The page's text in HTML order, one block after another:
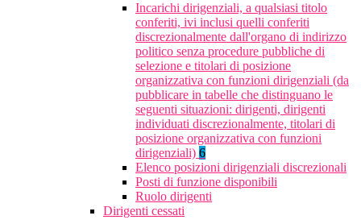
Incarichi dirigenziali, a qualsiasi titolo
conferiti, ivi inclusi quelli conferiti
discrezionalmente dall'organo di indirizzo
politico senza procedure pubbliche di
selezione e titolari di posizione
organizzativa con funzioni dirigenziali (da
pubblicare in tabelle che distinguano le
seguenti situazioni: dirigenti, dirigenti
individuati discrezionalmente, titolari di
posizione organizzativa con funzioni
dirigenziali) 6
Elenco posizioni dirigenziali discrezionali
Posti di funzione disponibili
Ruolo dirigenti
Dirigenti cessati